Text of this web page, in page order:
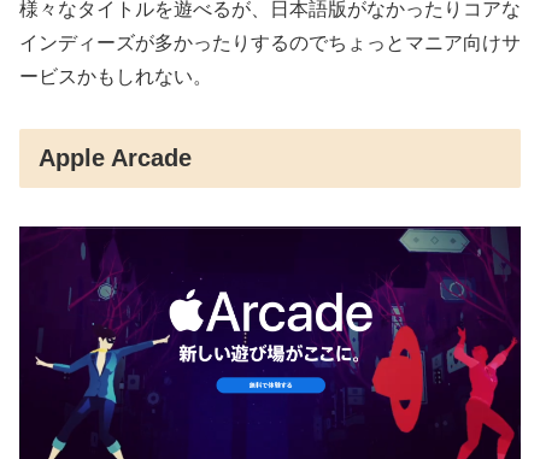
様々なタイトルを遊べるが、日本語版がなかったりコアな
インディーズが多かったりするのでちょっとマニア向けサ
ービスかもしれない。
Apple Arcade